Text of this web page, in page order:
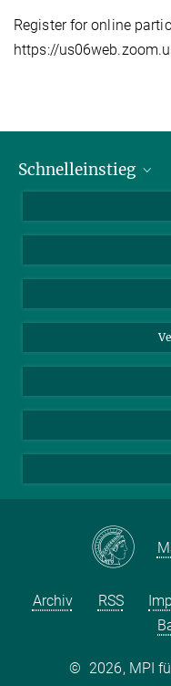
Register for online
https://
Schnelleinstieg
Studierende
Bewerber*innen
Archiv RSS
© 2026, MPI